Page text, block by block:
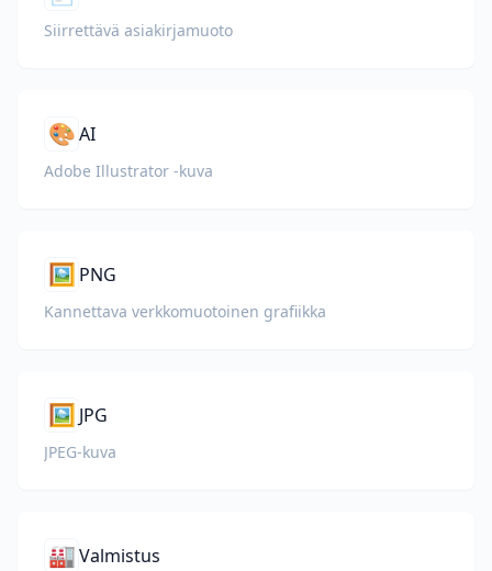
Siirrettävä asiakirjamuoto
🎨AI
Adobe Illustrator -kuva
🖼️ PNG
Kannettava verkkomuotoinen grafiikka
🖼️ JPG
JPEG-kuva
🏭Valmistus